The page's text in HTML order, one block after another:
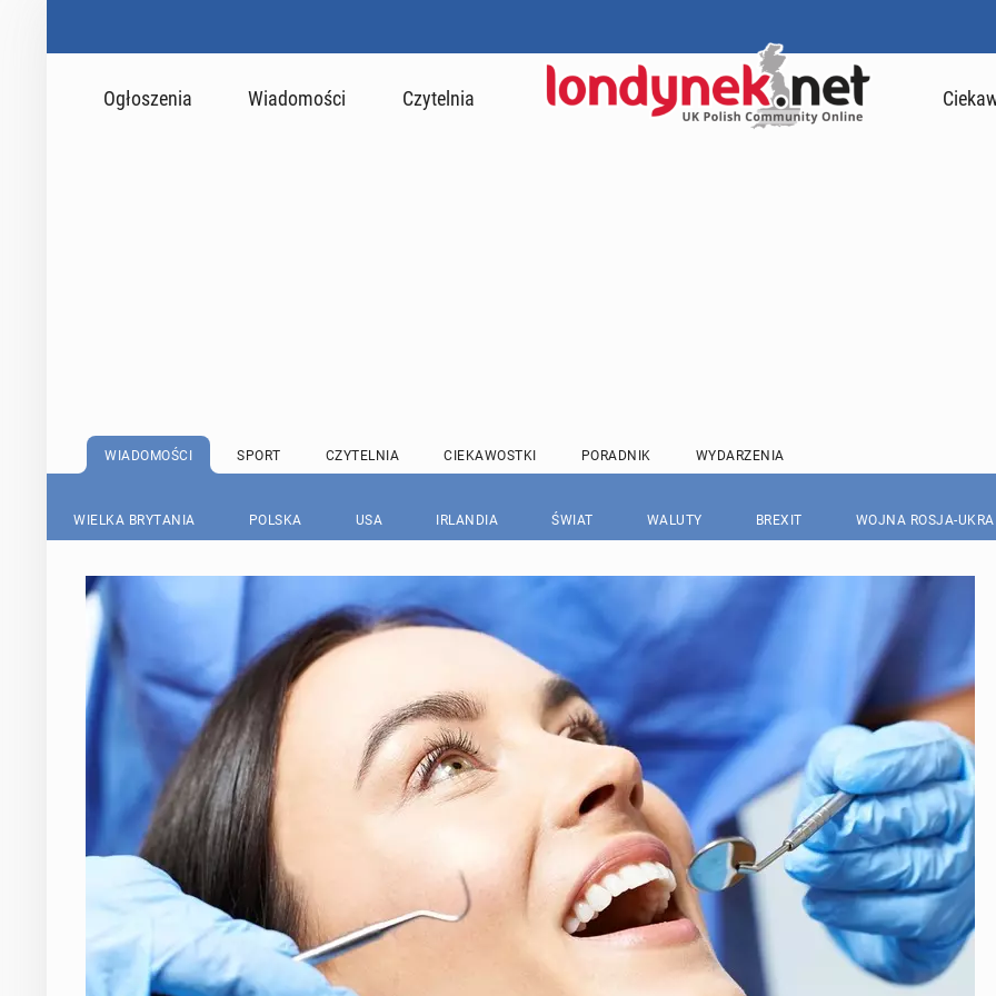
Ogłoszenia Wiadomości Czytelnia
WIADOMOŚCI SPORT CZYTELNIA CIEKAWOSTKI PORADNIK WYDARZENIA
WIELKA BRYTANIA POLSKA USA IRLANDIA ŚWIAT WALUTY BREXIT WOJNA ROSJA-